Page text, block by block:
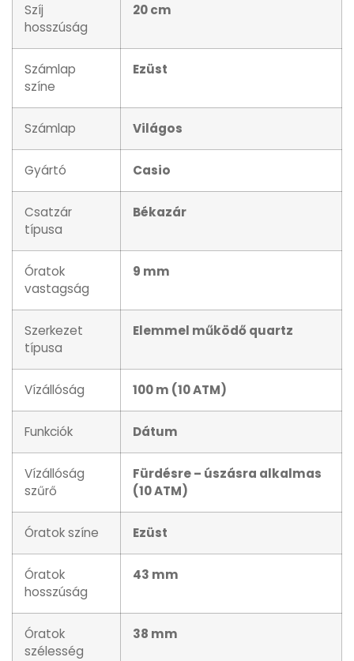
Szíj
hosszúság
20 cm
Számlap
színe
Ezüst
Számlap Világos
Gyártó Casio
Csatzár
típusa
Békazár
Óratok
vastagság
9 mm
Szerkezet
típusa
Elemmel működő quartz
Vízállóság 100 m (10 ATM)
Funkciók Dátum
Vízállóság
szűrő
Fürdésre – úszásra alkalmas
(10 ATM)
Óratok színe Ezüst
Óratok
hosszúság
43 mm
Óratok
szélesség
38 mm